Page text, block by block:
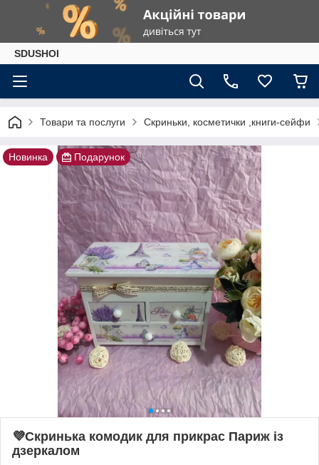
SDUSHOI
Товари та послуги Скриньки, косметички ,книги-сейфи
Новинка Подарунок
💜Скринька комодик для прикрас Париж із
дзеркалом